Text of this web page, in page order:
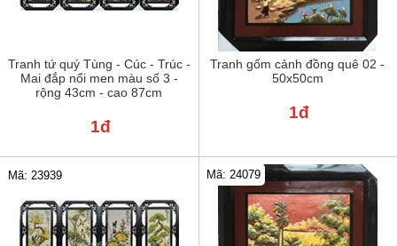
Tranh tứ quý Tùng - Cúc - Trúc -
Mai đắp nổi men màu số 3 -
rộng 43cm - cao 87cm
1đ
Tranh gốm cảnh đồng quê 02 -
50x50cm
1đ
Mã: 23939 Mã: 24079